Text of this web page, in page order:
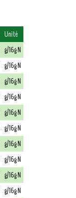
Unité
g/16g N
g/16g N
g/16g N
g/16g N
g/16g N
g/16g N
g/16g N
g/16g N
g/16g N
g/16g N